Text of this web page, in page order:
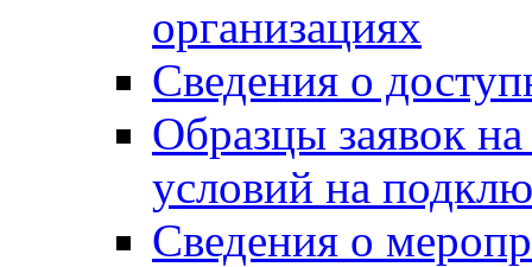
организациях
Сведения о
Образцы заявок
условий на
Сведения о